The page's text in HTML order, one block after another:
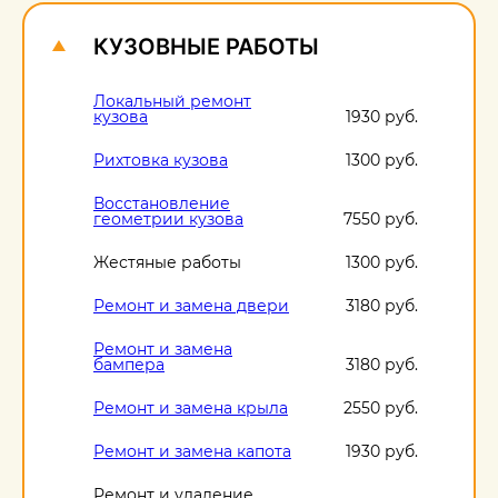
КУЗОВНЫЕ РАБОТЫ
Локальный ремонт
кузова 1930 руб.
Рихтовка кузова 1300 руб.
Восстановление
геометрии кузова 7550 руб.
Жестяные работы 1300 руб.
Ремонт и замена двери 3180 руб.
Ремонт и замена
бампера 3180 руб.
Ремонт и замена крыла 2550 руб.
Ремонт и замена капота 1930 руб.